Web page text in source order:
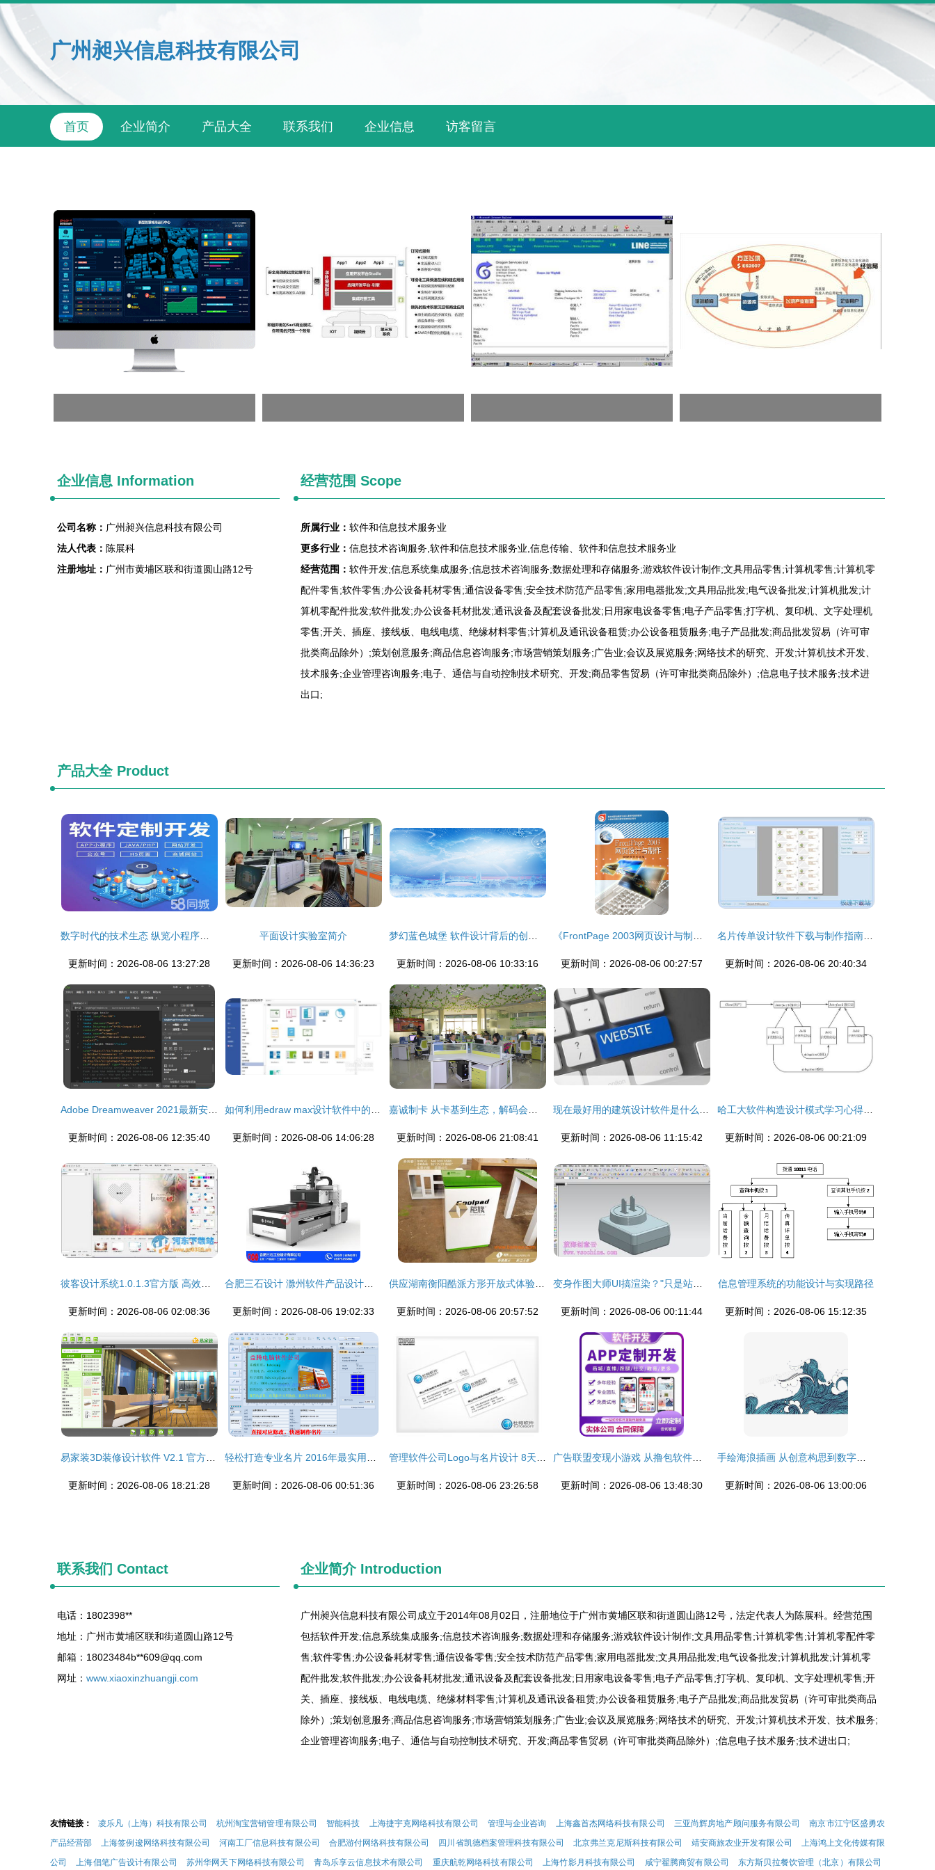
广州昶兴信息科技有限公司
首页 企业简介 产品大全 联系我们 企业信息 访客留言
企业信息 Information
公司名称： 广州昶兴信息科技有限公司
法人代表： 陈展科
注册地址： 广州市黄埔区联和街道圆山路12号
经营范围 Scope
所属行业： 软件和信息技术服务业
更多行业： 信息技术咨询服务,软件和信息技术服务业,信息传输、软件和信息技术服务业
经营范围： 软件开发;信息系统集成服务;信息技术咨询服务;数据处理和存储服务;游戏软件设计制作;文具用品零售;计算机零售;计算机零
配件零售;软件零售;办公设备耗材零售;通信设备零售;安全技术防范产品零售;家用电器批发;文具用品批发;电气设备批发;计算机批发;计
算机零配件批发;软件批发;办公设备耗材批发;通讯设备及配套设备批发;日用家电设备零售;电子产品零售;打字机、复印机、文字处理机
零售;开关、插座、接线板、电线电缆、绝缘材料零售;计算机及通讯设备租赁;办公设备租赁服务;电子产品批发;商品批发贸易（许可审
批类商品除外）;策划创意服务;商品信息咨询服务;市场营销策划服务;广告业;会议及展览服务;网络技术的研究、开发;计算机技术开发、
技术服务;企业管理咨询服务;电子、通信与自动控制技术研究、开发;商品零售贸易（许可审批类商品除外）;信息电子技术服务;技术进
出口;
产品大全Product
更新时间：2026-08-06 13:27:28
平面设计实验室简介
更新时间：2026-08-06 14:36:23 更新时间：2026-08-06 10:33:16 更新时间：2026-08-06 00:27:57 更新时间：2026-08-06 20:40:34
更新时间：2026-08-06 12:35:40 更新时间：2026-08-06 14:06:28 更新时间：2026-08-06 21:08:41 更新时间：2026-08-06 11:15:42 更新时间：2026-08-06 00:21:09
更新时间：2026-08-06 02:08:36 更新时间：2026-08-06 19:02:33 更新时间：2026-08-06 20:57:52 更新时间：2026-08-06 00:11:44
信息管理系统的功能设计与实现路径
更新时间：2026-08-06 15:12:35
更新时间：2026-08-06 18:21:28 更新时间：2026-08-06 00:51:36 更新时间：2026-08-06 23:26:58 更新时间：2026-08-06 13:48:30 更新时间：2026-08-06 13:00:06
联系我们 Contact
电话：1802398**
地址：广州市黄埔区联和街道圆山路12号
邮箱：18023484b**609@qq.com
网址： www.xiaoxinzhuangji.com
企业简介Introduction
广州昶兴信息科技有限公司成立于2014年08月02日，注册地位于广州市黄埔区联和街道圆山路12号，法定代表人为陈展科。经营范围
包括软件开发;信息系统集成服务;信息技术咨询服务;数据处理和存储服务;游戏软件设计制作;文具用品零售;计算机零售;计算机零配件零
售;软件零售;办公设备耗材零售;通信设备零售;安全技术防范产品零售;家用电器批发;文具用品批发;电气设备批发;计算机批发;计算机零
配件批发;软件批发;办公设备耗材批发;通讯设备及配套设备批发;日用家电设备零售;电子产品零售;打字机、复印机、文字处理机零售;开
关、插座、接线板、电线电缆、绝缘材料零售;计算机及通讯设备租赁;办公设备租赁服务;电子产品批发;商品批发贸易（许可审批类商品
除外）;策划创意服务;商品信息咨询服务;市场营销策划服务;广告业;会议及展览服务;网络技术的研究、开发;计算机技术开发、技术服务;
企业管理咨询服务;电子、通信与自动控制技术研究、开发;商品零售贸易（许可审批类商品除外）;信息电子技术服务;技术进出口;
友情链接： 凌乐凡（上海）科技有限公司 杭州淘宝营销管理有限公司 智能科技 上海捷宇克网络科技有限公司 管理与企业咨询 上海鑫首杰网络科技有限公司 三亚尚辉房地产顾问服务有限公司
南京市江宁区盛勇农
产品经营部
上海签例逡网络科技有限公司 河南工厂信息科技有限公司 合肥游付网络科技有限公司 四川省凯德档案管理科技有限公司 北京弗兰克尼斯科技有限公司 靖安商旅农业开发有限公司
上海鸿上文化传媒有限
公司
上海倡笔广告设计有限公司 苏州华网天下网络科技有限公司 青岛乐享云信息技术有限公司 重庆航乾网络科技有限公司 上海竹影月科技有限公司 咸宁翟腾商贸有限公司 东方斯贝拉餐饮管理（北京）有限公司